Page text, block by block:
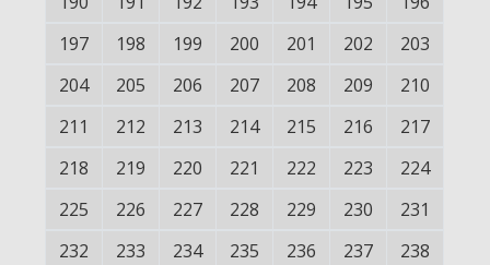
197
198 199 200 201 202
203
204
205 206 207 208 209
210
211
212 213 214 215 216
217
218
219 220 221 222 223
224
225
226 227 228 229 230
231
232
233 234 235 236 237
238